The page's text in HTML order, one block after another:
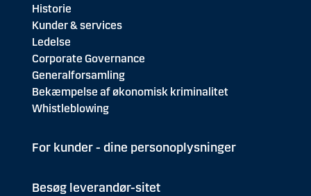
Historie
Kunder & services
Ledelse
Corporate Governance
Generalforsamling
Bekæmpelse af økonomisk kriminalitet
Whistleblowing
For kunder - dine personoplysninger
Besøg leverandør-sitet